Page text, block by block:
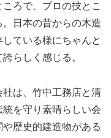
ろで、プロの技とこ
日本の昔からの木造
ている様にちゃんと
らしく感じる。
は、竹中工務店と清
を守り素晴らしい会
歴史的建造物がある